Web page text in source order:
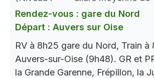
Rendez-vous : gare du Nord
Départ : Auvers sur Oise
RV à 8h25 gare du Nord, Train à
Auvers-sur-Oise (9h48). GR et
la Grande Garenne, Frépillon, la